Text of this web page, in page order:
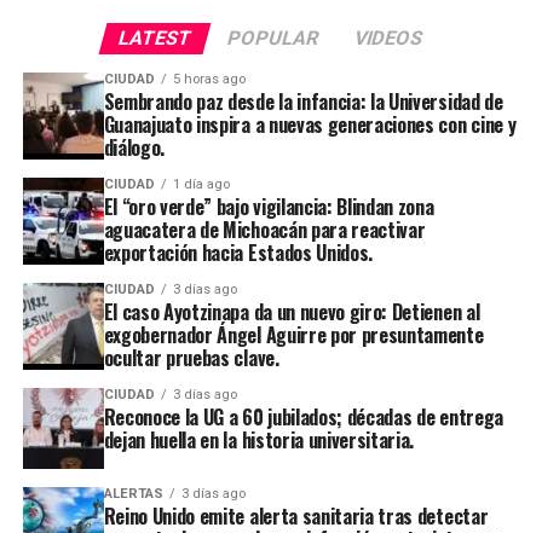
LATEST POPULAR VIDEOS
CIUDAD 5 horas ago
Sembrando paz desde la infancia: la Universidad de
Guanajuato inspira a nuevas generaciones con cine y
diálogo.
CIUDAD 1 día ago
El “oro verde” bajo vigilancia: Blindan zona
aguacatera de Michoacán para reactivar
exportación hacia Estados Unidos.
CIUDAD 3 días ago
El caso Ayotzinapa da un nuevo giro: Detienen al
exgobernador Ángel Aguirre por presuntamente
ocultar pruebas clave.
CIUDAD 3 días ago
Reconoce la UG a 60 jubilados; décadas de entrega
dejan huella en la historia universitaria.
ALERTAS 3 días ago
Reino Unido emite alerta sanitaria tras detectar